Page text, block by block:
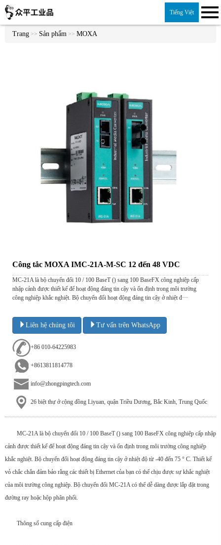
Tiếng Việt
Trang >> Sản phẩm >> MOXA
Công tắc MOXA IMC-21A-M-SC 12 đến 48 VDC
MC-21A là bộ chuyển đổi 10 / 100 BaseT () sang 100 BaseFX công nghiệp cấp
nhập cảnh được thiết kế để hoạt động đáng tin cậy và ổn định trong môi trường
công nghiệp khắc nghiệt. Bộ chuyển đổi hoạt động đáng tin cậy ở nhiệt đ···
Liên hệ chúng tôi Tư vấn trên WhatsApp
+86 010-64225983
+8613811814778
info@zhongpingtech.com
26 biệt thự ở cộng đồng Liyuan, quận Triều Dương, Bắc Kinh, Trung Quốc
MC-21A là bộ chuyển đổi 10 / 100 BaseT () sang 100 BaseFX công nghiệp cấp nhập
cảnh được thiết kế để hoạt động đáng tin cậy và ổn định trong môi trường công nghiệp
khắc nghiệt. Bộ chuyển đổi hoạt động đáng tin cậy ở nhiệt độ từ -40 đến 75 ° C. Thiết kế
vỏ chắc chắn đảm bảo rằng các thiết bị Ethernet của bạn có thể chịu được sự khắc nghiệt
của môi trường công nghiệp. Bộ chuyển đổi MC-21A có thể dễ dàng được lắp đặt trong
đường ray hoặc hộp phân phối.
Thông số cung cấp điện